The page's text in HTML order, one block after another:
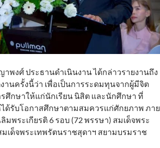
พงศ์ ประธานดําเนินงาน ได้กล่าวรายงานถึง
านครั้งนี้ว่า เพื่อเป็นการระดมทุนจากผู้มีจิต
กษาให้แก่นักเรียน นิสิต และนักศึกษา ที่
ด้รับโอกาสศึกษาตามสมควรแก่ศักยภาพ ภาย
มพระเกียรติ 6 รอบ (72 พรรษา) สมเด็จพระ
เด็จพระเทพรัตนราชสุดาฯ สยามบรมราช